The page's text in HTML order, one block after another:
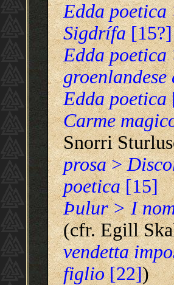
Edda poetica
Sigdrífa[15?]
Edda poetica
Edda poetica
Carme
Snorri
prosa>
poetica[15]
Þulur > I
(cfr. Egill
vendetta
figlio[22])